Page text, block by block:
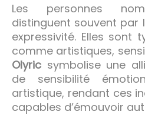
Les personnes
distinguent souvent par
expressivité. Elles sont
comme artistiques,
Olyric symbolise une
de sensibilité
artistique, rendant ces
capables d’émouvoir